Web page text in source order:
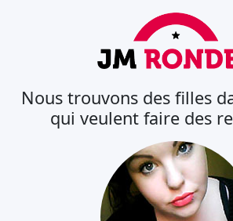
Nous trouvons des filles
qui veulent faire des